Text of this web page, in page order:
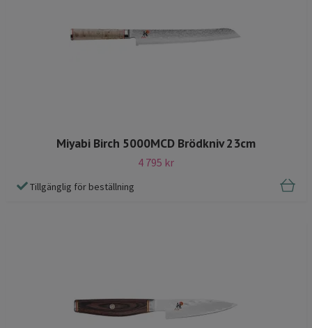
Miyabi Birch 5000MCD Brödkniv 23cm
4 795 kr
Tillgänglig för beställning